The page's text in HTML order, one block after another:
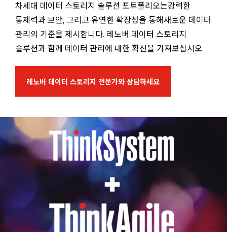
차세대 데이터 스토리지 솔루션 포트폴리오는강력한
통제력과 보안, 그리고 유연한 확장성을 통해새로운 데이터
관리의 기준을 제시합니다. 레노버 데이터 스토리지
솔루션과 함께 데이터 관리에 대한 확신을 가져보십시오.
레노버 데이터 스토리지 전문가와 상담하세요